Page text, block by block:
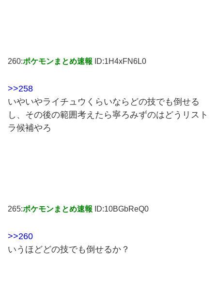
260:ポケモンまとめ速報 ID:1H4xFN6L0
>>258
いやいやライチュウくらいならどの技でも倒せる
し、その後の範囲考えたら寧ろみずのはどうリスト
ラ候補やろ
265:ポケモンまとめ速報 ID:10BGbReQ0
>>260
いうほどどの技でも倒せるか？